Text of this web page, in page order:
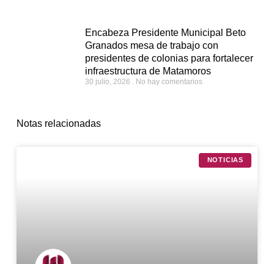
Encabeza Presidente Municipal Beto
Granados mesa de trabajo con
presidentes de colonias para fortalecer
infraestructura de Matamoros
30 julio, 2026 No hay comentarios
Notas relacionadas
NOTICIAS